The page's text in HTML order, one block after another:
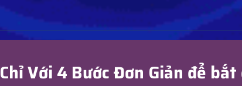
Chỉ Với 4 Bước Đơn Giản để